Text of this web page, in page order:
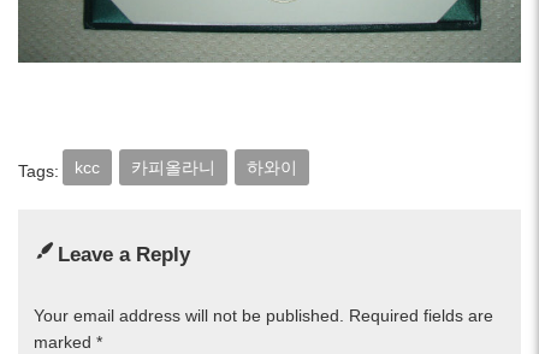
Tags: kcc 카피올라니 하와이
Leave a Reply
Your email address will not be published.
Required fields are
marked *